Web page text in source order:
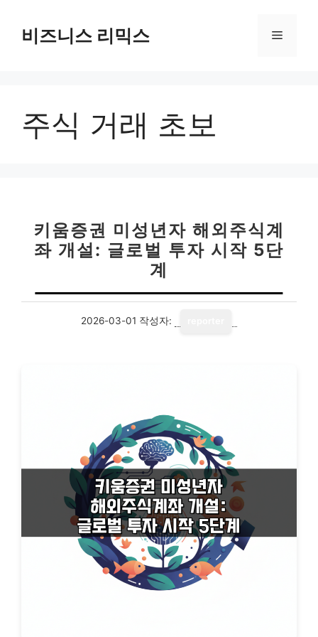
비즈니스 리믹스 메
주식 거래 초보
키움증권 미성년자 해외주식계
좌 개설: 글로벌 투자 시작 5단
계
2026-03-01 작성자: